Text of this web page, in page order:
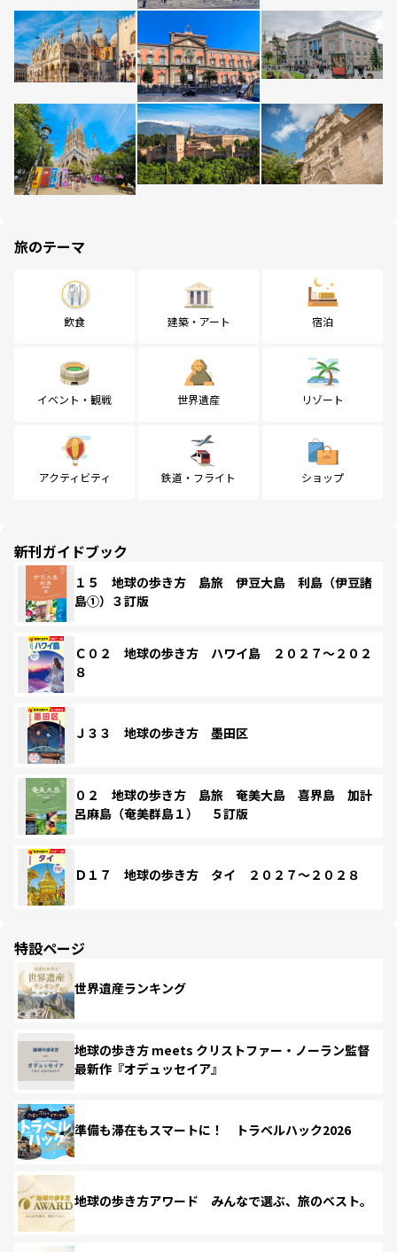
旅のテーマ
飲食 建築・アート 宿泊
イベント・観戦 世界遺産 リゾート
アクティビティ 鉄道・フライト ショップ
新刊ガイドブック
１５ 地球の歩き方 島旅 伊豆大島 利島（伊豆諸
島①）３訂版
Ｃ０２ 地球の歩き方 ハワイ島 ２０２７～２０２
８
Ｊ３３ 地球の歩き方 墨田区
０２ 地球の歩き方 島旅 奄美大島 喜界島 加計
呂麻島（奄美群島１） ５訂版
Ｄ１７ 地球の歩き方 タイ ２０２７～２０２８
特設ページ
世界遺産ランキング
地球の歩き方 meets クリストファー・ノーラン監督
最新作『オデュッセイア』
準備も滞在もスマートに！ トラベルハック2026
地球の歩き方アワード みんなで選ぶ、旅のベスト。